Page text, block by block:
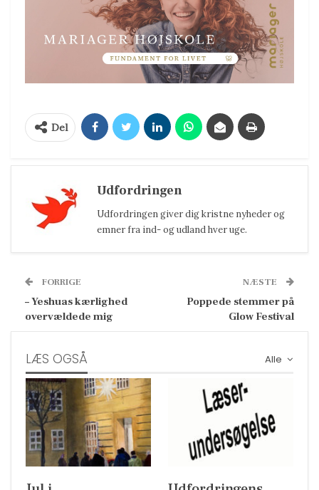
Del
Udfordringen
Udfordringen giver dig kristne nyheder og
emner fra ind- og udland hver uge.
FORRIGE
– Yeshuas kærlighed
overvældede mig
NÆSTE
Poppede stemmer på
Glow Festival
Alle
LÆS OGSÅ